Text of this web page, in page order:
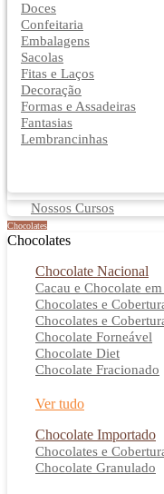
Doces
Confeitaria
Embalagens
Sacolas
Fitas e Laços
Decoração
Formas e Assadeiras
Fantasias
Lembrancinhas
Nossos Cursos
Chocolates
Chocolates
Chocolate Nacional
Cacau e Chocolate em
Chocolates e
Chocolates e
Chocolate Forneável
Chocolate Diet
Chocolate Fracionado
Ver tudo
Chocolate Importado
Chocolates e
Chocolate Granulado